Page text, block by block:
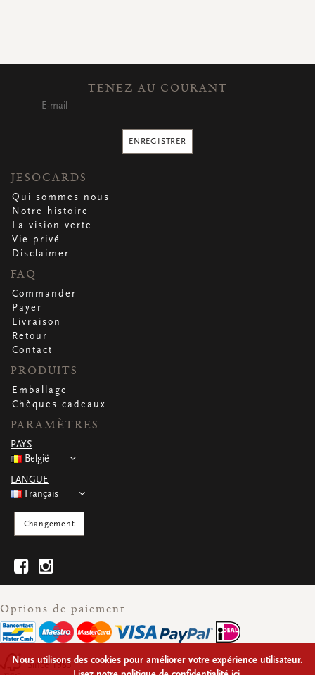
TENEZ AU COURANT
ENREGISTRER
JESOCARDS
Qui sommes nous
Notre histoire
La vision verte
Vie privé
Disclaimer
FAQ
Commander
Payer
Livraison
Retour
Contact
PRODUITS
Emballage
Chèques cadeaux
PARAMÈTRES
PAYS
België
LANGUE
Français
Changement
Options de paiement
Since 1985
Nous utilisons des cookies pour améliorer votre expérience utilisateur.